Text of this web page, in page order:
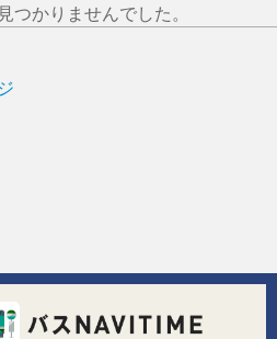
つかりませんでした。